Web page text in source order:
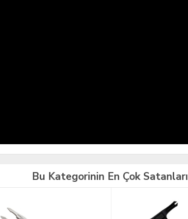
Bu Kategorinin En Çok Satanları